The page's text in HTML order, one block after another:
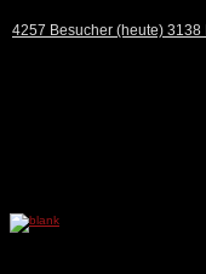
4257 Besucher (heute)